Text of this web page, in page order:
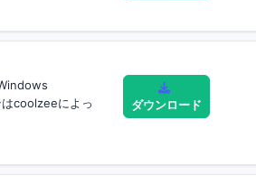
coolzeeによっ
ダウンロード